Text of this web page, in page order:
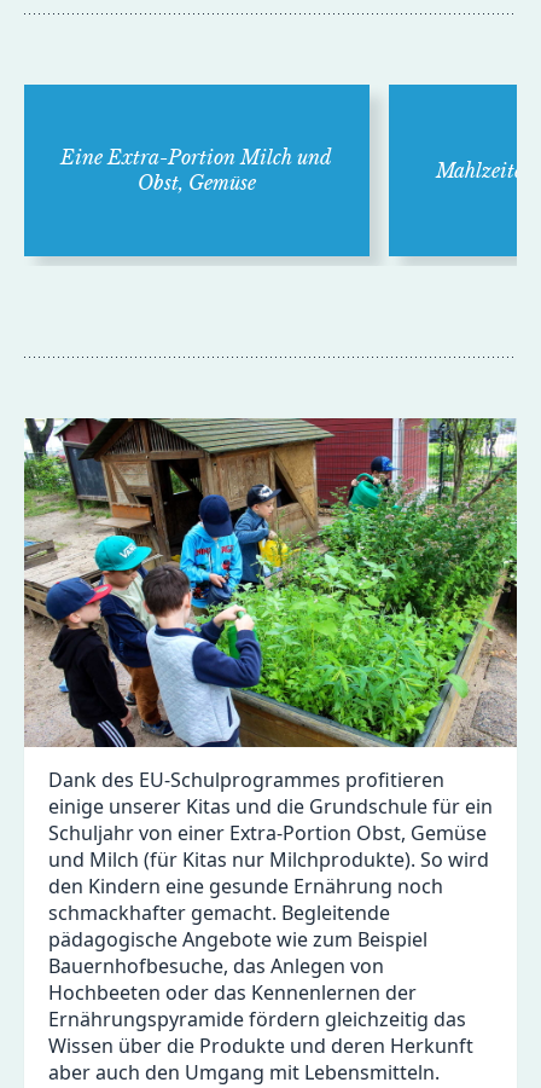
Eine Extra-Portion Milch und
Obst, Gemüse
Mahlzeiten
Dank des EU-Schulprogrammes profitieren
einige unserer Kitas und die Grundschule für ein
Schuljahr von einer Extra-Portion Obst, Gemüse
und Milch (für Kitas nur Milchprodukte). So wird
den Kindern eine gesunde Ernährung noch
schmackhafter gemacht. Begleitende
pädagogische Angebote wie zum Beispiel
Bauernhofbesuche, das Anlegen von
Hochbeeten oder das Kennenlernen der
Ernährungspyramide fördern gleichzeitig das
Wissen über die Produkte und deren Herkunft
aber auch den Umgang mit Lebensmitteln.